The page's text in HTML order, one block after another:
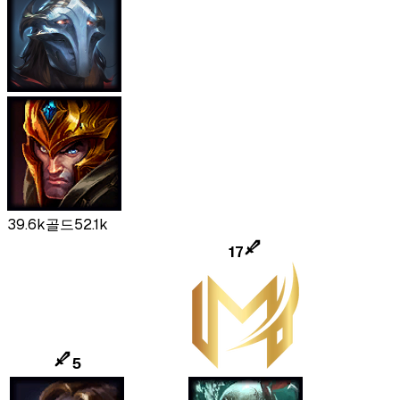
39.6k골드52.1k
5
17